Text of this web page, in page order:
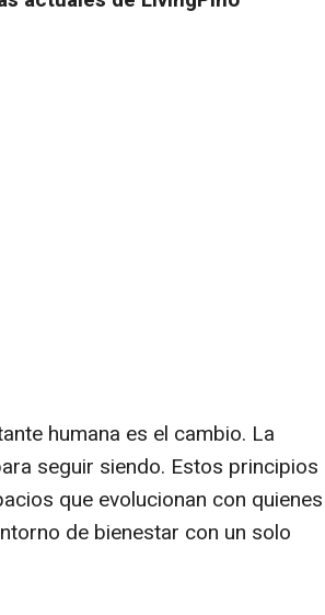
humana es el cambio. La
seguir siendo. Estos principios
que evolucionan con quienes
de bienestar con un solo